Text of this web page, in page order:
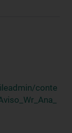
conte